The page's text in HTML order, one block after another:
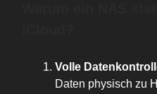
Volle
Daten physisch zu